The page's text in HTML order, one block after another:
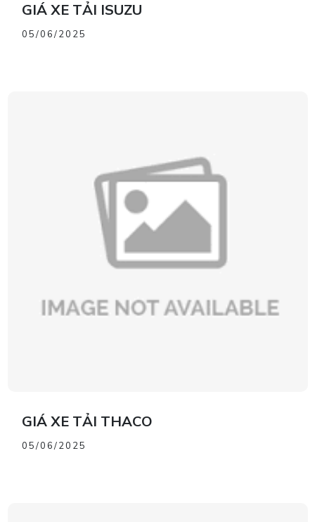
GIÁ XE TẢI ISUZU
05/06/2025
GIÁ XE TẢI THACO
05/06/2025